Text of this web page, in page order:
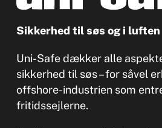
Sikkerhed til søs og i luften
Uni-Safe dækker alle
sikkerhed til søs – for såvel
offshore-industrien som
fritidssejlerne.